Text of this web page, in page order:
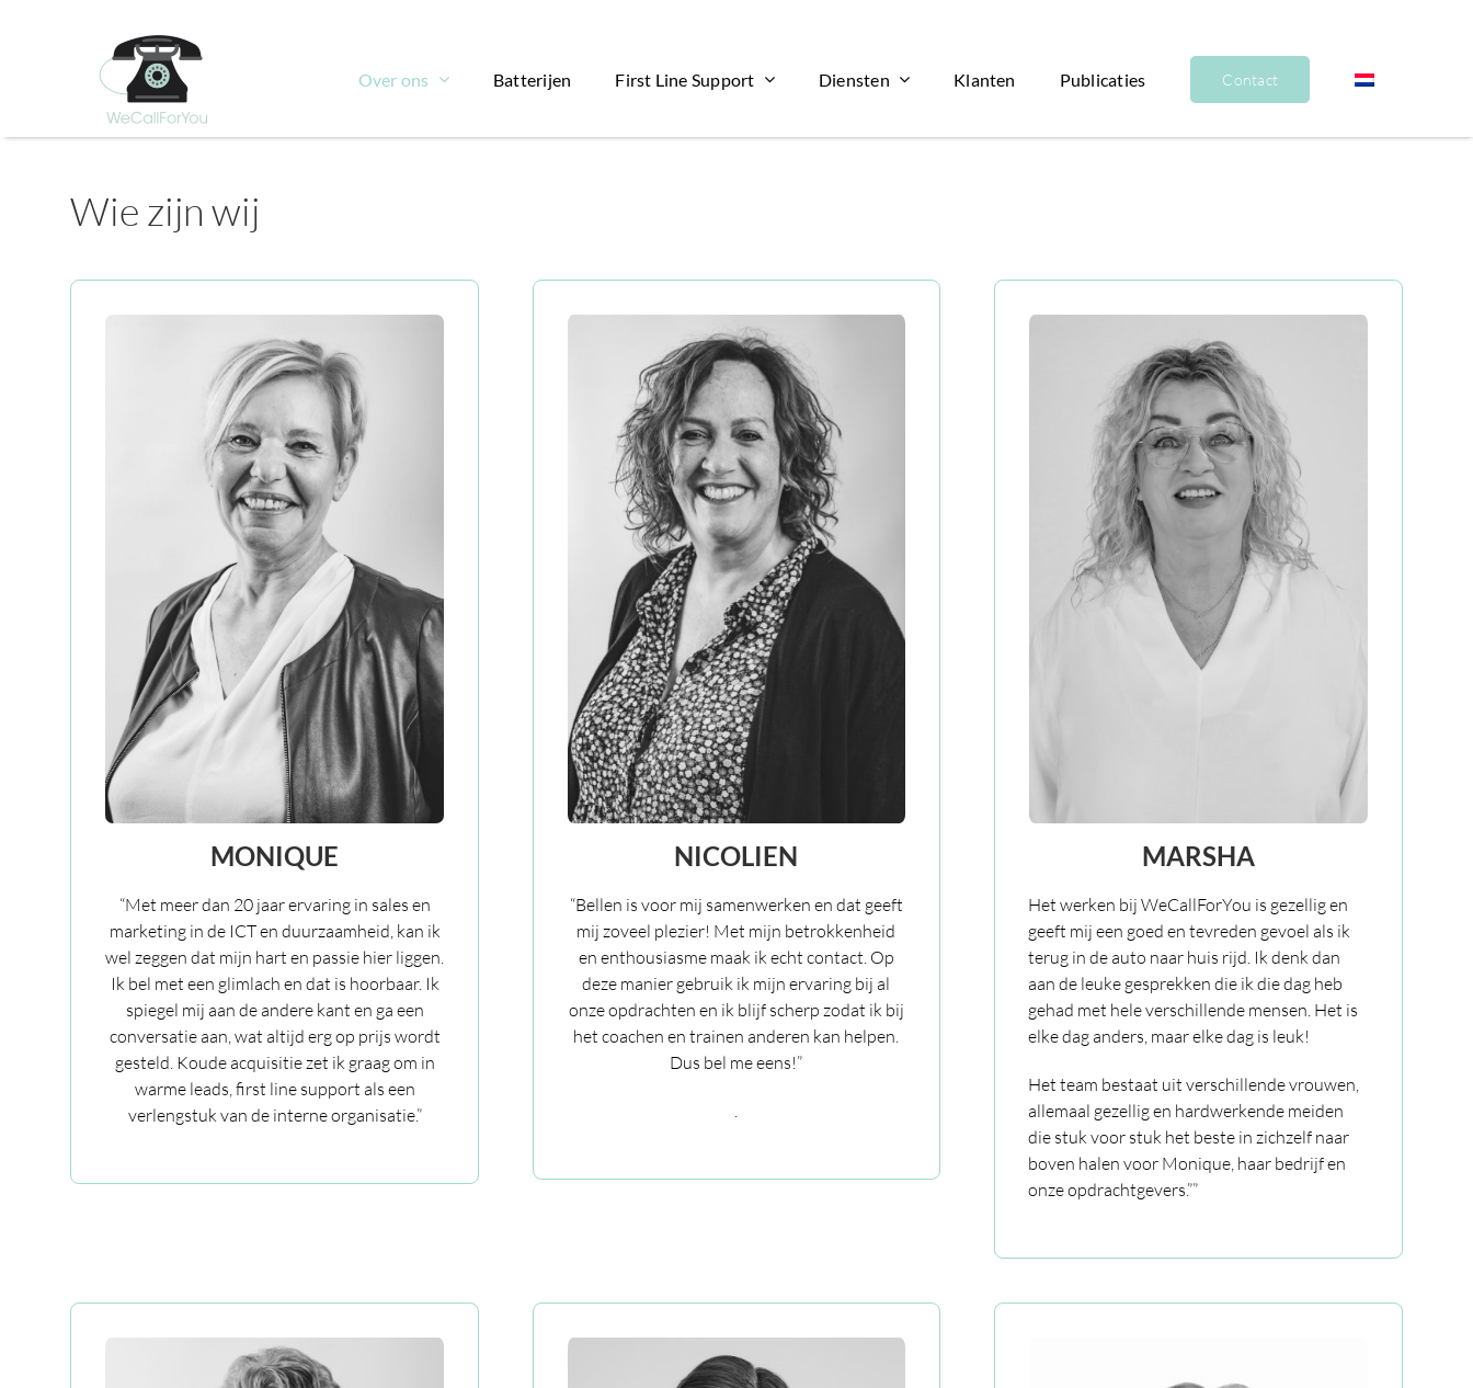
Over ons Batterijen First Line Support Diensten Klanten Publicaties Contact
Wie zijn wij
MONIQUE
“Met meer dan 20 jaar ervaring in sales en
marketing in de ICT en duurzaamheid, kan ik
wel zeggen dat mijn hart en passie hier liggen.
Ik bel met een glimlach en dat is hoorbaar. Ik
spiegel mij aan de andere kant en ga een
conversatie aan, wat altijd erg op prijs wordt
gesteld. Koude acquisitie zet ik graag om in
warme leads, first line support als een
verlengstuk van de interne organisatie.”
NICOLIEN
“Bellen is voor mij samenwerken en dat geeft
mij zoveel plezier! Met mijn betrokkenheid
en enthousiasme maak ik echt contact. Op
deze manier gebruik ik mijn ervaring bij al
onze opdrachten en ik blijf scherp zodat ik bij
het coachen en trainen anderen kan helpen.
Dus bel me eens!”
MARSHA
Het werken bij WeCallForYou is gezellig en
geeft mij een goed en tevreden gevoel als ik
terug in de auto naar huis rijd. Ik denk dan
aan de leuke gesprekken die ik die dag heb
gehad met hele verschillende mensen. Het is
elke dag anders, maar elke dag is leuk!
Het team bestaat uit verschillende vrouwen,
allemaal gezellig en hardwerkende meiden
die stuk voor stuk het beste in zichzelf naar
boven halen voor Monique, haar bedrijf en
onze opdrachtgevers.””